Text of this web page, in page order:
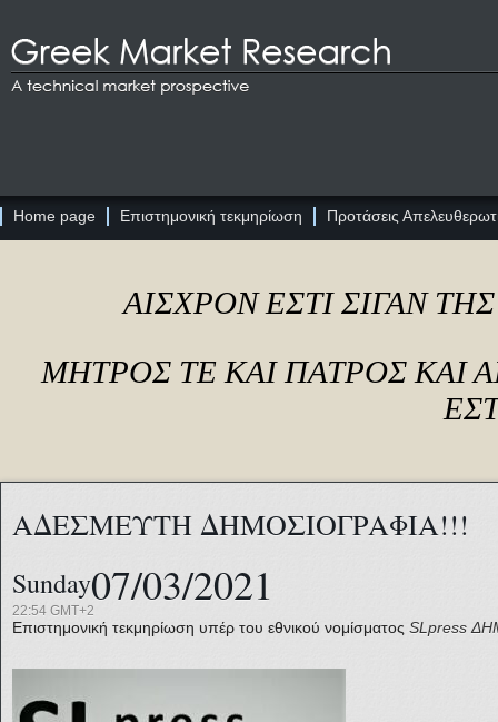
Home page Επιστημονική τεκμηρίωση Προτάσεις
ΑΙΣΧΡΟΝ ΕΣΤΙ ΣΙΓΑΝ
ΜΗΤΡΟΣ ΤΕ ΚΑΙ ΠΑΤΡΟΣ ΚΑΙ
ΑΔΕΣΜΕΥΤΗ ΔΗΜΟΣΙΟΓΡΑΦΙΑ!!!
Sunday07/03/2021
22:54 GMT+2
Επιστημονική τεκμηρίωση υπέρ του εθνικού νομίσματος SLpress